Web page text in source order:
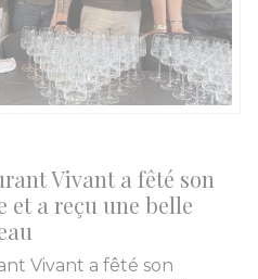
Vivant a fêté son
a reçu une belle
Vivant a fêté son